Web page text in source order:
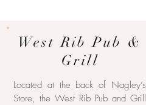
West Rib Pub &
Grill
Located at the back of Nagley’s
Store, the West Rib Pub and Grill